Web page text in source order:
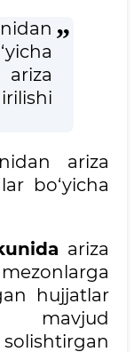
ariza
bo‘yicha
ariza
hujjatlar
mavjud